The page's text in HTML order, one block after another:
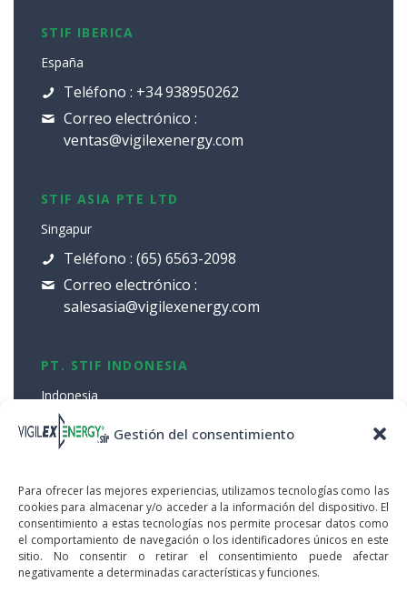
Gestión del consentimiento
Para ofrecer las mejores experiencias, utilizamos tecnologías como las
cookies para almacenar y/o acceder a la información del dispositivo. El
consentimiento a estas tecnologías nos permite procesar datos como
el comportamiento de navegación o los identificadores únicos en este
sitio. No consentir o retirar el consentimiento puede afectar
negativamente a determinadas características y funciones.
STIF IBERICA
España
Teléfono : +34 938950262
Correo electrónico :
ventas@vigilexenergy.com
STIF ASIA PTE LTD
Singapur
Teléfono : (65) 6563-2098
Correo electrónico :
salesasia@vigilexenergy.com
PT. STIF INDONESIA
Indonesia
Teléfono : +62 21 8499 6745